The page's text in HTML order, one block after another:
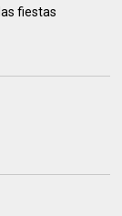
fiestas